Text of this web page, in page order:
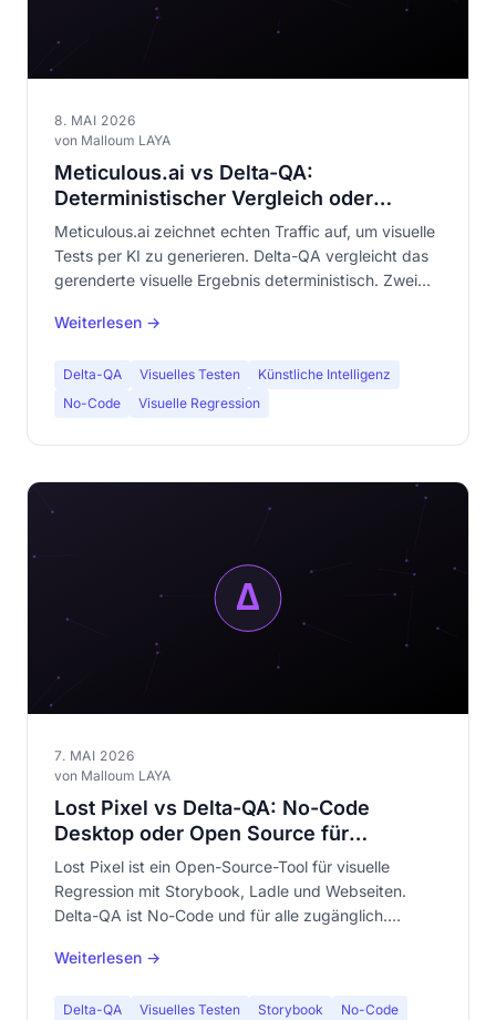
8. MAI 2026
von Malloum LAYA
Meticulous.ai vs Delta-QA:
Deterministischer Vergleich oder
Replay echten Traffics?
Meticulous.ai zeichnet echten Traffic auf, um visuelle
Tests per KI zu generieren. Delta-QA vergleicht das
gerenderte visuelle Ergebnis deterministisch. Zwei
Vergleich.
Weiterlesen →
Delta-QA Visuelles Testen
Künstliche Intelligenz
No-Code
Visuelle Regression
7. MAI 2026
von Malloum LAYA
Lost Pixel vs Delta-QA: No-Code
Desktop oder Open Source für
Storybook?
Lost Pixel ist ein Open-Source-Tool für visuelle
Regression mit Storybook, Ladle und Webseiten.
Delta-QA ist No-Code und für alle zugänglich.
Weiterlesen →
Delta-QA Visuelles Testen Storybook
No-Code